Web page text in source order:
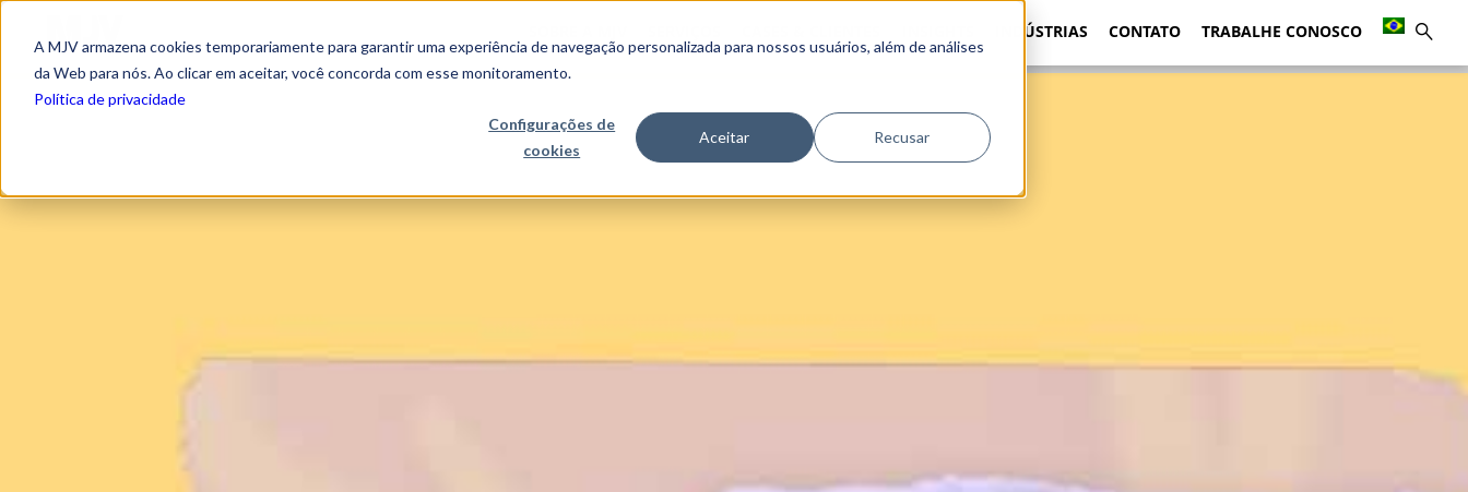
A MJV armazena cookies temporariamente para garantir uma experiência de navegação personalizada para nossos usuários, além de análises
da Web para nós. Ao clicar em aceitar, você concorda com esse monitoramento.
Política de privacidade
Configurações de
cookies
Aceitar Recusar
INDÚSTRIAS CONTATO TRABALHE CONOSCO